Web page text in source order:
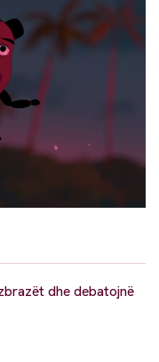
dhe debatojnë